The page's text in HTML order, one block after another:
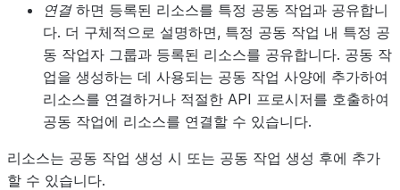
연결하면 등록된 리소스를 특정 공동 작업과 공유합니
다. 더 구체적으로 설명하면, 특정 공동 작업 내 특정 공
동 작업자 그룹과 등록된 리소스를 공유합니다. 공동 작
업을 생성하는 데 사용되는 공동 작업 사양에 추가하여
리소스를 연결하거나 적절한 API 프로시저를 호출하여
공동 작업에 리소스를 연결할 수 있습니다.
리소스는 공동 작업 생성 시 또는 공동 작업 생성 후에 추가
할 수 있습니다.